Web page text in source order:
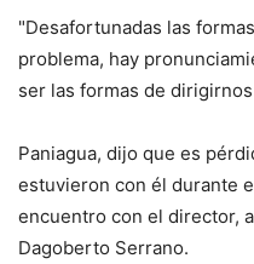
"Desafortunadas las
problema, hay
ser las formas de
Paniagua, dijo que es
estuvieron con él durante
encuentro con el director,
Dagoberto Serrano.